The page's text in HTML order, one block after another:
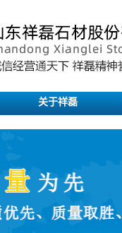
关于祥磊